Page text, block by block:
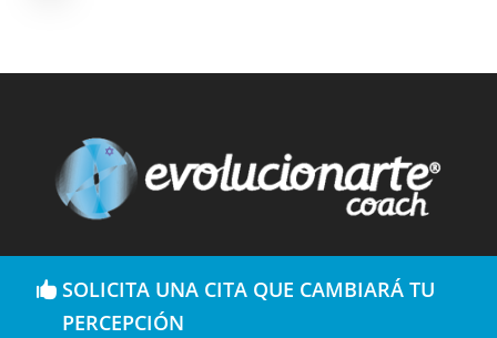
SOLICITA UNA CITA QUE CAMBIARÁ TU
PERCEPCIÓN